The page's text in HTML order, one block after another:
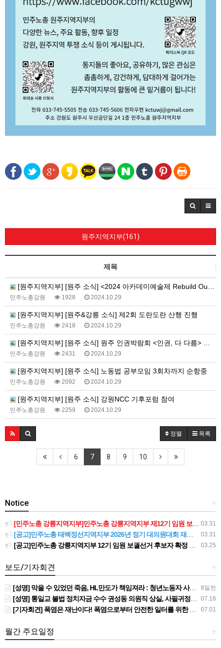
원주지역지부(161)
제목
[원주지역지부] [원주 소식] <2024 아카데미예술제 Rebuild Our Culture> 성사
민주노총강원 1928 2024.10.29
[원주지역지부] [원주&강릉 소식] 제2회 도란도란 산행 진행
민주노총강원 2418 2024.10.29
[원주지역지부] [원주 소식] 원주 인권박람회 <인권, 다 다름> 참여
민주노총강원 2431 2024.10.29
[원주지역지부] [원주 소식] 노동법 공부모임 3회차까지 순항중
민주노총강원 2092 2024.10.29
[원주지역지부] [원주 소식] 강원NCC 기후포럼 참여
민주노총강원 2259 2024.10.29
정렬 목록
6 7 8 9 10
+
Notice
03.31
[민주노총 강릉지역지부]민주노총 강릉지역지부 제12기 임원 보궐선거결과 공고
03.31
[공고]민주노총 태백정선지역지부 2026년 정기 대의원대회 재소집 건
03.25
[공고]민주노총 강릉지역지부 12기 임원 보궐선거 후보자 확정 공고
+
보도/기자회견
8일전
[성명] 막을 수 있었던 죽음, HL만도가 책임져라 : 청년노동자 사망사고의 철저한 진상규명과 재발방지 대책 마련하라
07.16
[성명] 통일교 불법 정치자금 수수 권성동 의원직 상실, 사필귀정이다
07.01
[기자회견] 폭염은 재난이다! 폭염으로부터 안전한 일터를 위한 민주노총 강원지역본부 폭염감시단 선포 기자회견
+
월간 주요일정